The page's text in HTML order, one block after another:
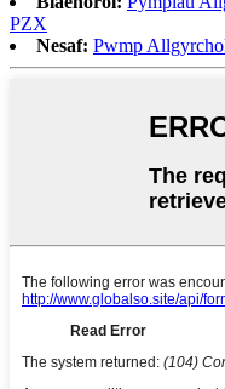
PZX
Nesaf: Pwmp